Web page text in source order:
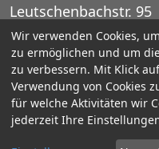
Leutschenbachstr. 95
CH-8050 Zurich
Schweiz
E-Mail:
© 2005-2025
Wir verwenden Cookies,
zu ermöglichen und um
zu verbessern. Mit Klick
Verwendung von Cookies
für welche Aktivitäten wir
jederzeit Ihre